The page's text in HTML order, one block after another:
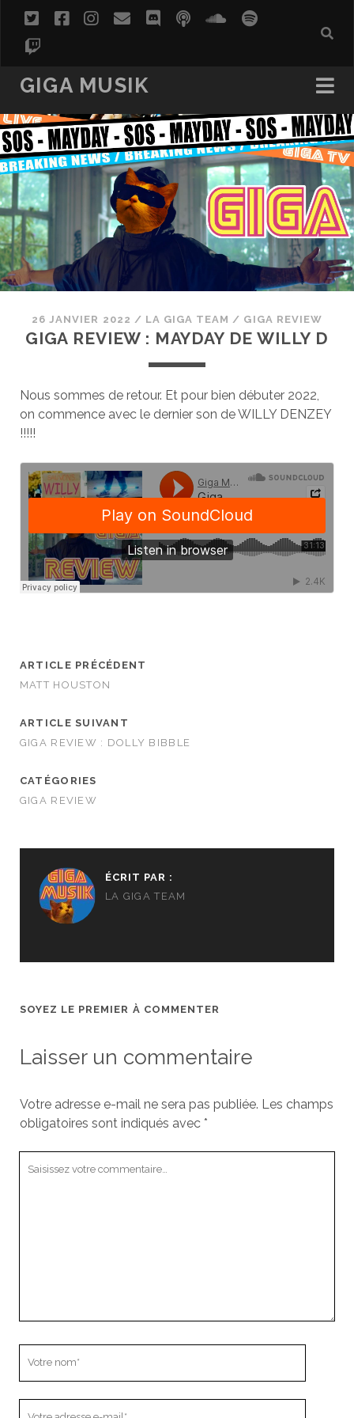
twitterfacebookinstagram
emaildiscordpodcastsoundcloud
spotify
twitch
GIGA MUSIK
26 JANVIER 2022 / LA GIGA TEAM / GIGA REVIEW
GIGA REVIEW : MAYDAY DE WILLY D
Nous sommes de retour. Et pour bien débuter 2022,
on commence avec le dernier son de WILLY DENZEY
!!!!!
ARTICLE PRÉCÉDENT
MATT HOUSTON
ARTICLE SUIVANT
GIGA REVIEW : DOLLY BIBBLE
CATÉGORIES
GIGA REVIEW
ÉCRIT PAR :
LA GIGA TEAM
SOYEZ LE PREMIER À COMMENTER
Laisser un commentaire
Votre adresse e-mail ne sera pas publiée. Les champs
obligatoires sont indiqués avec *